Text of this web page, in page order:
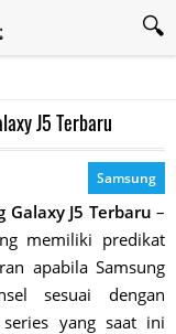
J5 Terbaru
Samsung
Galaxy J5 Terbaru –
memiliki predikat
apabila Samsung
sesuai dengan
yang saat ini